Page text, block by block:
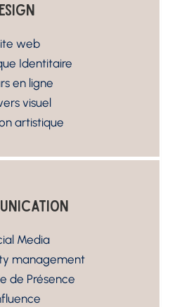
web
Identitaire
en ligne
visuel
artistique
Media
management
de Présence